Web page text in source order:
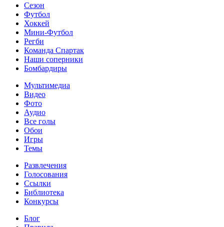
Сезон
Футбол
Хоккей
Мини-Футбол
Регби
Команда Спартак
Наши соперники
Бомбардиры
Мультимедиа
Видео
Фото
Аудио
Все голы
Обои
Игры
Темы
Развлечения
Голосования
Ссылки
Библиотека
Конкурсы
Блог